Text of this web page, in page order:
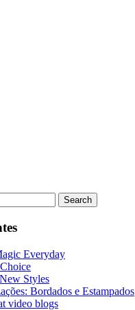
Search
Everyday
Styles
Bordados e Estampados
video blogs